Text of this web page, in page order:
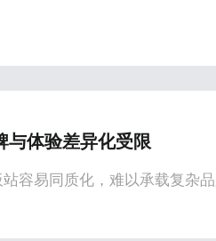
与体验差异化受限
容易同质化，难以承载复杂品